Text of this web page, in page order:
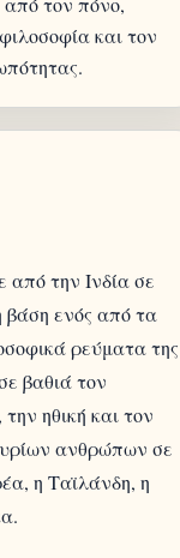
και τον
την Ινδία σε
βάση ενός από τα
ρεύματα της
βαθιά τον
ηθική και τον
ανθρώπων σε
η Ταϊλάνδη, η